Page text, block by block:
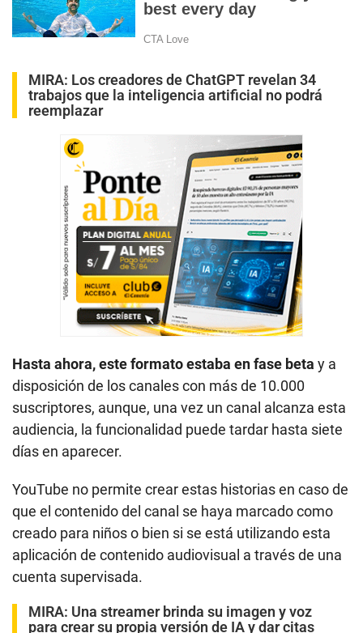
MIRA: Los creadores de ChatGPT revelan 34
trabajos que la inteligencia artificial no podrá
reemplazar
Hasta ahora, este formato estaba en fase beta y a
disposición de los canales con más de 10.000
suscriptores, aunque, una vez un canal alcanza esta
audiencia, la funcionalidad puede tardar hasta siete
días en aparecer.
YouTube no permite crear estas historias en caso de
que el contenido del canal se haya marcado como
creado para niños o bien si se está utilizando esta
aplicación de contenido audiovisual a través de una
cuenta supervisada.
MIRA: Una streamer brinda su imagen y voz
para crear su propia versión de IA y dar citas